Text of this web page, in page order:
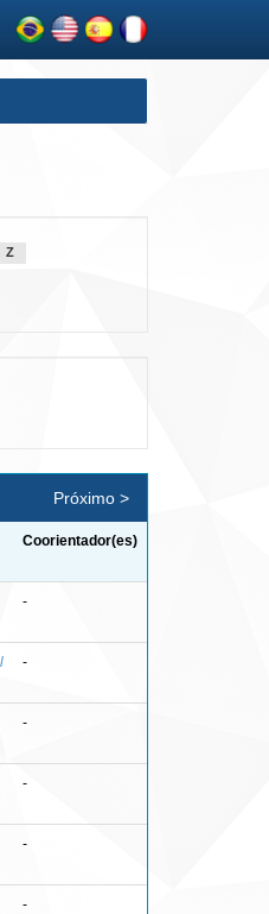
Z
Próximo >
Coorientador(es)
-
-
-
-
-
-